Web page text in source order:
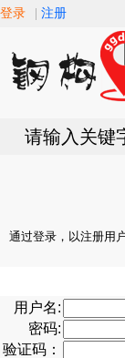
登录 注册
请输入关键
通过登录，以注册用
用户名:
密码:
验证码：